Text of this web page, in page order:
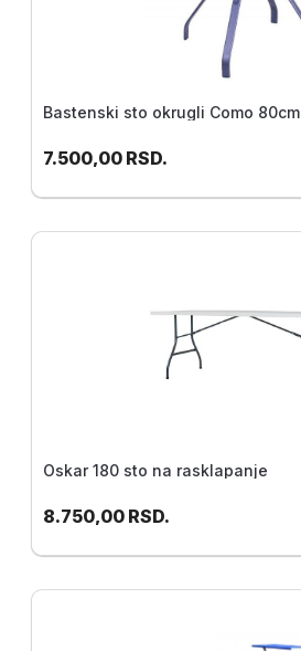
Bastenski sto okrugli Como 80cm
7.500,00 RSD.
Oskar 180 sto na rasklapanje
8.750,00 RSD.